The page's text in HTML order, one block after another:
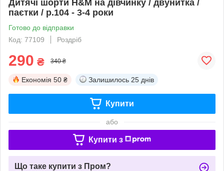
Дитячі шорти H&M на дівчинку / двунитка /
паєтки / р.104 - 3-4 роки
Готово до відправки
Код: 77109
Роздріб
290 ₴ 340 ₴
Економія 50 ₴ Залишилось 25 днів
Купити
або
Купити з
Що таке купити з Пром?